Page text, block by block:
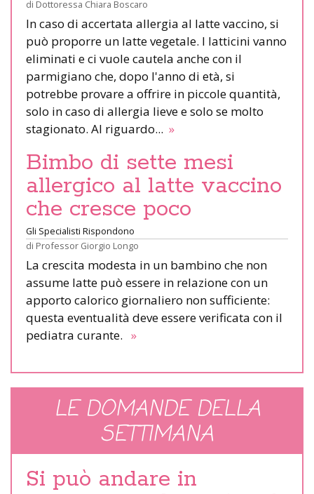
di Dottoressa Chiara Boscaro
In caso di accertata allergia al latte vaccino, si
può proporre un latte vegetale. I latticini vanno
eliminati e ci vuole cautela anche con il
parmigiano che, dopo l'anno di età, si
potrebbe provare a offrire in piccole quantità,
solo in caso di allergia lieve e solo se molto
stagionato. Al riguardo... »
Bimbo di sette mesi
allergico al latte vaccino
che cresce poco
Gli Specialisti Rispondono
di Professor Giorgio Longo
La crescita modesta in un bambino che non
assume latte può essere in relazione con un
apporto calorico giornaliero non sufficiente:
questa eventualità deve essere verificata con il
pediatra curante. »
LE DOMANDE DELLA
SETTIMANA
Si può andare in